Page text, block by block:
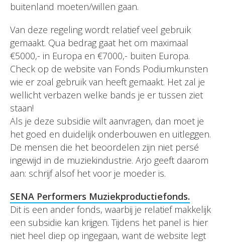
buitenland moeten/willen gaan.
Van deze regeling wordt relatief veel gebruik
gemaakt. Qua bedrag gaat het om maximaal
€5000,- in Europa en €7000,- buiten Europa.
Check op de website van Fonds Podiumkunsten
wie er zoal gebruik van heeft gemaakt. Het zal je
wellicht verbazen welke bands je er tussen ziet
staan!
Als je deze subsidie wilt aanvragen, dan moet je
het goed en duidelijk onderbouwen en uitleggen.
De mensen die het beoordelen zijn niet persé
ingewijd in de muziekindustrie. Arjo geeft daarom
aan: schrijf alsof het voor je moeder is.
SENA Performers Muziekproductiefonds.
Dit is een ander fonds, waarbij je relatief makkelijk
een subsidie kan krijgen. Tijdens het panel is hier
niet heel diep op ingegaan, want de website legt